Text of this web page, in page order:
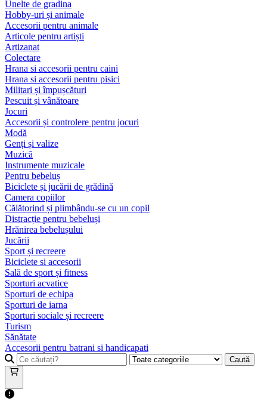
Unelte de gradina
Hobby-uri și animale
Accesorii pentru animale
Articole pentru artiști
Artizanat
Colectare
Hrana si accesorii pentru caini
Hrana si accesorii pentru pisici
Militari și împușcături
Pescuit și vânătoare
Jocuri
Accesorii și controlere pentru jocuri
Modă
Genți și valize
Muzică
Instrumente muzicale
Pentru bebeluș
Biciclete și jucării de grădină
Camera copiilor
Călătorind și plimbându-se cu un copil
Distracție pentru bebeluși
Hrănirea bebelușului
Jucării
Sport și recreere
Biciclete si accesorii
Sală de sport și fitness
Sporturi acvatice
Sporturi de echipa
Sporturi de iarna
Sporturi sociale și recreere
Turism
Sănătate
Accesorii pentru batrani si handicapati
Caută